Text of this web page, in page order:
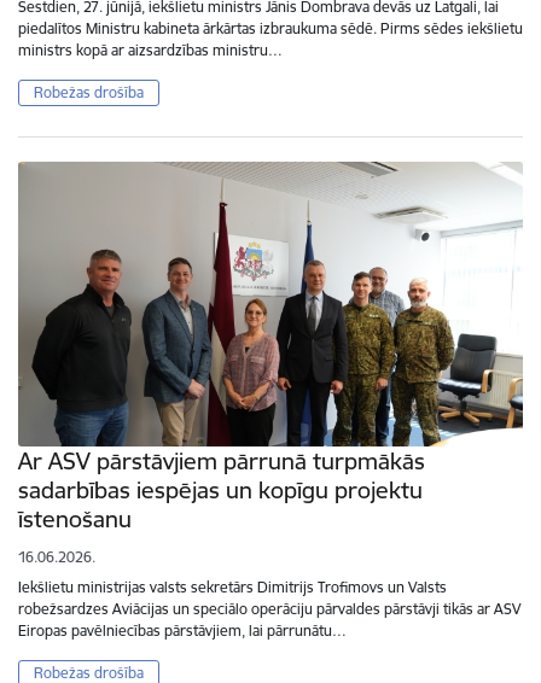
Sestdien, 27. jūnijā, iekšlietu ministrs Jānis Dombrava devās uz Latgali, lai
piedalītos Ministru kabineta ārkārtas izbraukuma sēdē. Pirms sēdes iekšlietu
ministrs kopā ar aizsardzības ministru…
Robežas drošība
Ar ASV pārstāvjiem pārrunā turpmākās
sadarbības iespējas un kopīgu projektu
īstenošanu
16.06.2026.
Iekšlietu ministrijas valsts sekretārs Dimitrijs Trofimovs un Valsts
robežsardzes Aviācijas un speciālo operāciju pārvaldes pārstāvji tikās ar ASV
Eiropas pavēlniecības pārstāvjiem, lai pārrunātu…
Robežas drošība